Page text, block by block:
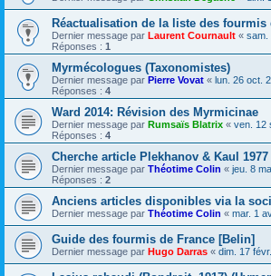
Réactualisation de la liste des fourmis
Dernier message par Laurent Cournault « sam.
Réponses : 1
Myrmécologues (Taxonomistes)
Dernier message par Pierre Vovat « lun. 26 oct.
Réponses : 4
Ward 2014: Révision des Myrmicinae
Dernier message par Rumsaïs Blatrix « ven. 12
Réponses : 4
Cherche article Plekhanov & Kaul 1977
Dernier message par Théotime Colin « jeu. 8
Réponses : 2
Anciens articles disponibles via la
Dernier message par Théotime Colin « mar. 1
Guide des fourmis de France [Belin]
Dernier message par Hugo Darras « dim. 17